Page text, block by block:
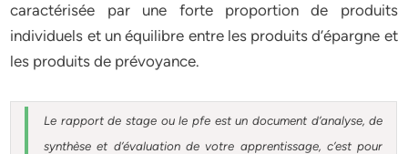
caractérisée par une forte proportion de produits
individuels et un équilibre entre les produits d’épargne et
les produits de prévoyance.
Le rapport de stage ou le pfe est un document d’analyse, de
synthèse et d’évaluation de votre apprentissage, c’est pour